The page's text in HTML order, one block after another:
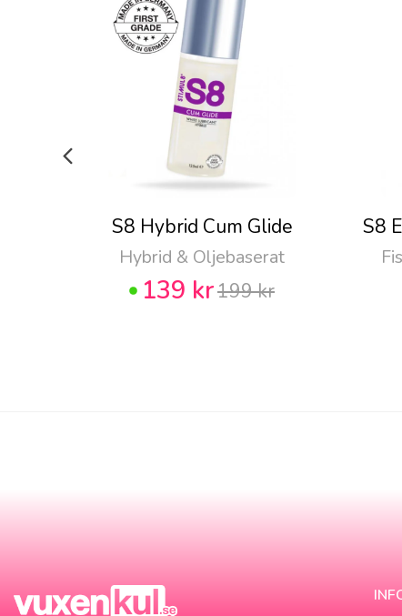
S8 Hybrid Cum Glide
Hybrid & Oljebaserat
139 kr199 kr
S8